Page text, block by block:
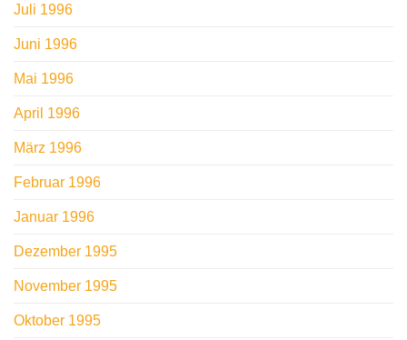
Juli 1996
Juni 1996
Mai 1996
April 1996
März 1996
Februar 1996
Januar 1996
Dezember 1995
November 1995
Oktober 1995